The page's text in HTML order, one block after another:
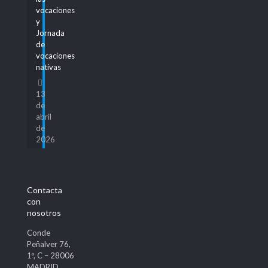
vocaciones
y
Jornada
de
vocaciones
nativas
13
de
abril
de
2026
Contacta
con
nosotros
Conde
Peñalver 76,
1º, C – 28006